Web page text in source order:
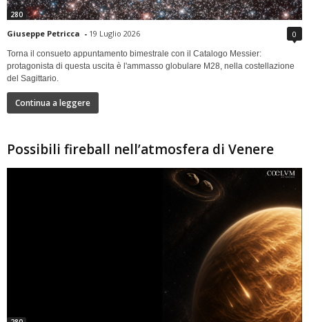
280
Giuseppe Petricca - 19 Luglio 2026 0
Torna il consueto appuntamento bimestrale con il Catalogo Messier:
protagonista di questa uscita è l'ammasso globulare M28, nella costellazione
del Sagittario.
Continua a leggere
Possibili fireball nell’atmosfera di Venere